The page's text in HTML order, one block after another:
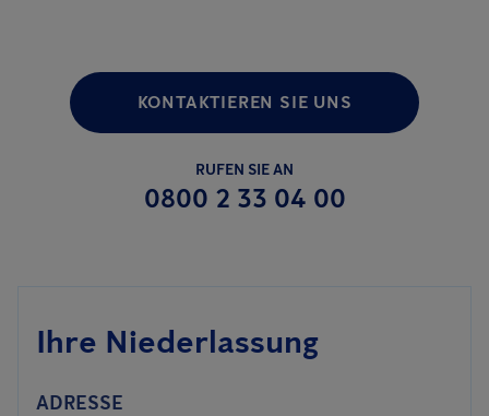
KONTAKTIEREN SIE UNS
RUFEN SIE AN
0800 2 33 04 00
Ihre Niederlassung
ADRESSE